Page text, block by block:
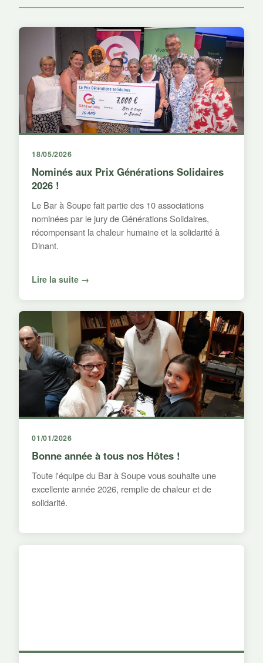
18/05/2026
Nominés aux Prix Générations Solidaires
2026 !
Le Bar à Soupe fait partie des 10 associations
nominées par le jury de Générations Solidaires,
récompensant la chaleur humaine et la solidarité à
Dinant.
Lire la suite →
01/01/2026
Bonne année à tous nos Hôtes !
Toute l'équipe du Bar à Soupe vous souhaite une
excellente année 2026, remplie de chaleur et de
solidarité.